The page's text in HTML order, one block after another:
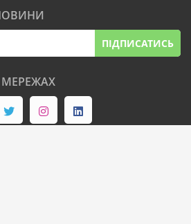
ПІДПИСАТИСЬ